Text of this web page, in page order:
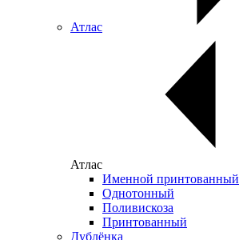
Атлас
Атлас
Именной принтованный
Однотонный
Поливискоза
Принтованный
Дублёнка